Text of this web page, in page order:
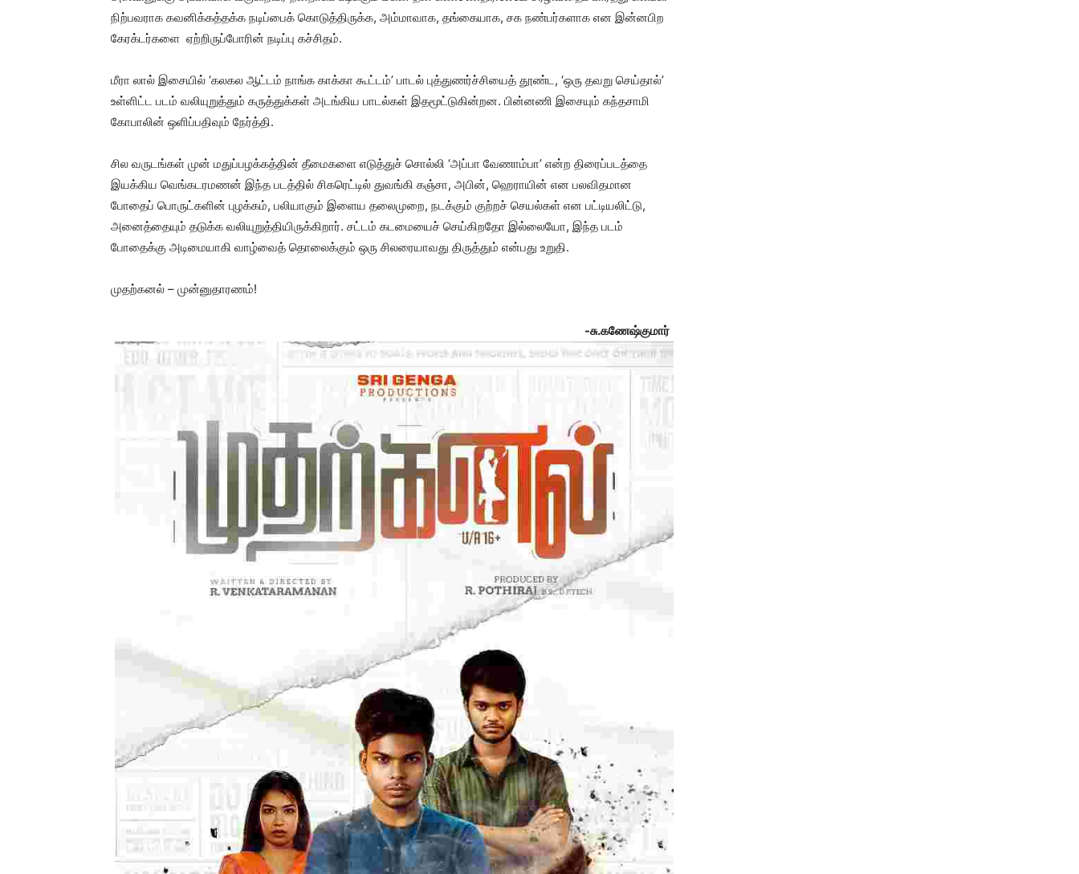
நிற்பவராக கவனிக்கத்தக்க நடிப்பைக் கொடுத்திருக்க, அம்மாவாக, தங்கையாக, சக நண்பர்களாக என இன்னபிற
கேரக்டர்களை ஏற்றிருப்போரின் நடிப்பு கச்சிதம்.
மீரா லால் இசையில் ‘கலகல ஆட்டம் நாங்க காக்கா கூட்டம்’ பாடல் புத்துணர்ச்சியைத் தூண்ட, ‘ஒரு தவறு செய்தால்’
உள்ளிட்ட படம் வலியுறுத்தும் கருத்துக்கள் அடங்கிய பாடல்கள் இதமூட்டுகின்றன. பின்னணி இசையும் கந்தசாமி
கோபாலின் ஒளிப்பதிவும் நேர்த்தி.
சில வருடங்கள் முன் மதுப்பழக்கத்தின் தீமைகளை எடுத்துச் சொல்லி ‘அப்பா வேணாம்பா’ என்ற திரைப்படத்தை
இயக்கிய வெங்கடரமணன் இந்த படத்தில் சிகரெட்டில் துவங்கி கஞ்சா, அபின், ஹெராயின் என பலவிதமான
போதைப் பொருட்களின் புழக்கம், பலியாகும் இளைய தலைமுறை, நடக்கும் குற்றச் செயல்கள் என பட்டியலிட்டு,
அனைத்தையும் தடுக்க வலியுறுத்தியிருக்கிறார். சட்டம் கடமையைச் செய்கிறதோ இல்லையோ, இந்த படம்
போதைக்கு அடிமையாகி வாழ்வைத் தொலைக்கும் ஒரு சிலரையாவது திருத்தும் என்பது உறுதி.
முதற்கனல் – முன்னுதாரணம்!
-சு.கணேஷ்குமார்